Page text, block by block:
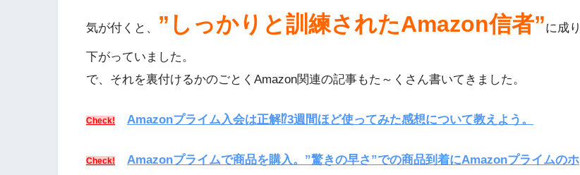
気が付くと、 ”しっかりと訓練されたAmazon信者”に成り
下がっていました。
で、それを裏付けるかのごとくAmazon関連の記事もた～くさん書いてきました。
Check! Amazonプライム入会は正解⁉︎3週間ほど使ってみた感想について教えよう。
Check!
Amazonプライムで商品を購入。”驚きの早さ”での商品到着にAmazonプライムのホ